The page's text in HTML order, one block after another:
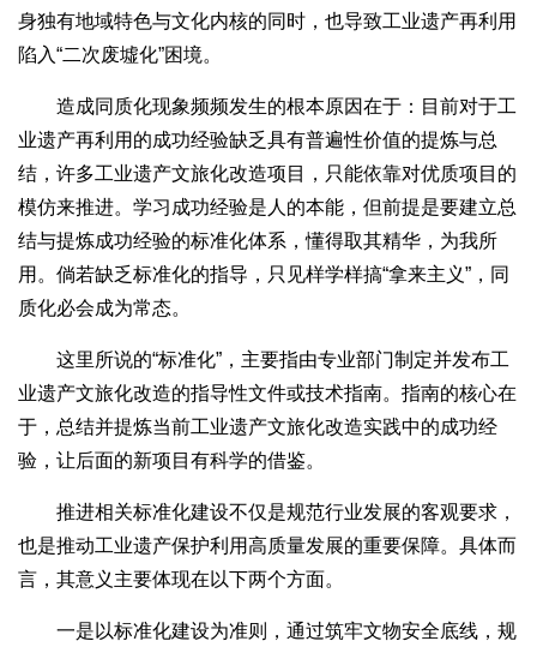
身独有地域特色与文化内核的同时，也导致工业遗产再利用
陷入“二次废墟化”困境。
造成同质化现象频频发生的根本原因在于：目前对于工
业遗产再利用的成功经验缺乏具有普遍性价值的提炼与总
结，许多工业遗产文旅化改造项目，只能依靠对优质项目的
模仿来推进。学习成功经验是人的本能，但前提是要建立总
结与提炼成功经验的标准化体系，懂得取其精华，为我所
用。倘若缺乏标准化的指导，只见样学样搞“拿来主义”，同
质化必会成为常态。
这里所说的“标准化”，主要指由专业部门制定并发布工
业遗产文旅化改造的指导性文件或技术指南。指南的核心在
于，总结并提炼当前工业遗产文旅化改造实践中的成功经
验，让后面的新项目有科学的借鉴。
推进相关标准化建设不仅是规范行业发展的客观要求，
也是推动工业遗产保护利用高质量发展的重要保障。具体而
言，其意义主要体现在以下两个方面。
一是以标准化建设为准则，通过筑牢文物安全底线，规